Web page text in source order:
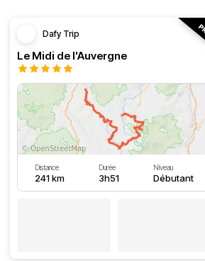
Dafy Trip
Le Midi de l'Auvergne
Distance
241 km
Durée
3h51
Niveau
Débutant